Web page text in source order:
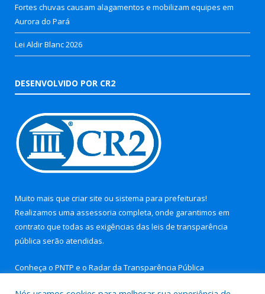
Fortes chuvas causam alagamentos e mobilizam equipes em
Aurora do Pará
Lei Aldir Blanc 2026
DESENVOLVIDO POR CR2
Muito mais que criar site ou sistema para prefeituras!
Realizamos uma assessoria completa, onde garantimos em
contrato que todas as exigências das leis de transparência
pública serão atendidas.
Conheça o PNTP e o Radar da Transparência Pública